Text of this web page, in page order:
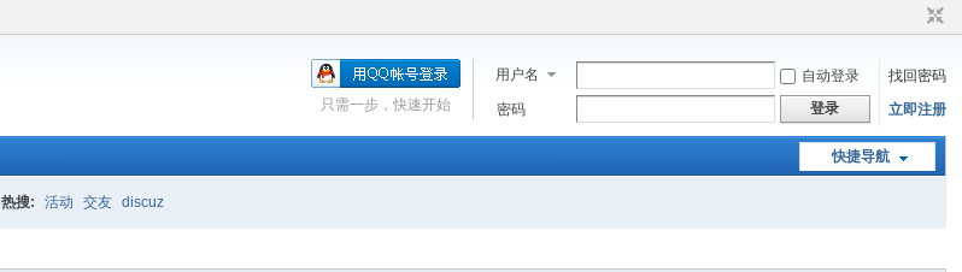
用户名 自动登录
找回密码
密码
登录 立即注册
只需一步，快速开始
快捷导航
热搜: 活动 交友 discuz